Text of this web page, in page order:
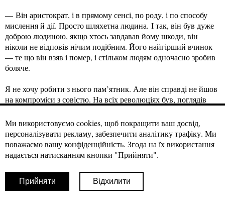
— Він аристократ, і в прямому сенсі, по роду, і по способу
мислення й дії. Просто шляхетна людина. І так, він був дуже
доброю людиною, якщо хтось завдавав йому шкоди, він
ніколи не відповів нічим подібним. Його найгірший вчинок
— те що він взяв і помер, і стільком людям одночасно зробив
боляче.
Я не хочу робити з нього пам’ятник. Але він справді не йшов
на компроміси з совістю. На всіх революціях був, поглядів
цього теж була своя ціна — матеріальна. Часом грошей не
було взагалі. Але ми обрали дорослу позицію і говорили між
собою, що якщо гроші — це найбільша проблема у житті,
значить ми щасливі люди.
Ми використовуємо cookies, щоб покращити ваш досвід,
персоналізувати рекламу, забезпечити аналітику трафіку. Ми
поважаємо вашу конфіденційність. Згода на їх використання
надається натисканням кнопки "Прийняти".
Прийняти Відхилити